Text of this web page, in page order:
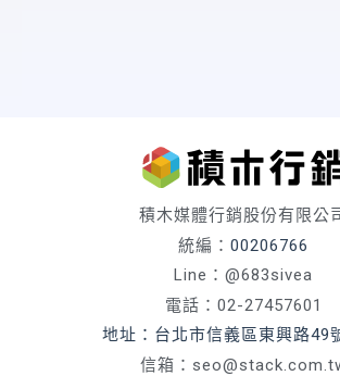
積木媒體行銷股份有限公
統編： 00206766
Line：@683sivea
電話：02-27457601
地址：台北市信義區東興路49
信箱：